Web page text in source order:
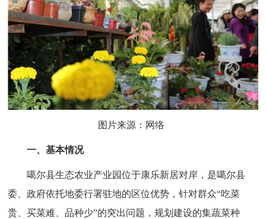
图片来源：网络
一、基本情况
噶尔县生态农业产业园位于康乐新居对岸，是噶尔县
委、政府依托地委行署驻地的区位优势，针对群众“吃菜
贵、买菜难、品种少”的突出问题，规划建设的集蔬菜种